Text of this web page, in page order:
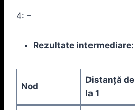
4: –
Rezultate intermediare:
Nod
Distanță de
la 1